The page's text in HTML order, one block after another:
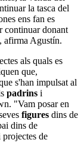
la tasca del
ens fan es
continuar donant
afirma Agustín.
als quals es
que,
s'han impulsat al
padrins i
"Vam posar en
figures dins de
dins de
de